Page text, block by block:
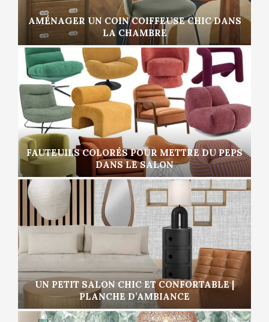
AMÉNAGER UN COIN COIFFEUSE CHIC DANS
LA CHAMBRE
FAUTEUILS COLORÉS POUR METTRE DU PEPS
DANS LE SALON
UN PETIT SALON CHIC ET CONFORTABLE |
PLANCHE D’AMBIANCE